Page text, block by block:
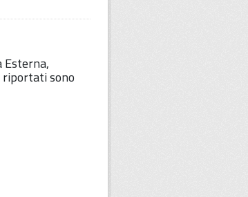
Esterna,
riportati sono